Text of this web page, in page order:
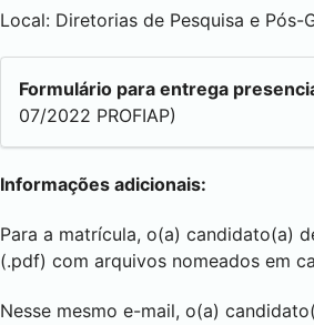
Local: Diretorias de Pesquisa e Pós-
Formulário para entrega
07/2022 PROFIAP)
Informações adicionais:
Para a matrícula, o(a) candidato(a)
(.pdf) com arquivos nomeados em
Nesse mesmo e-mail, o(a)